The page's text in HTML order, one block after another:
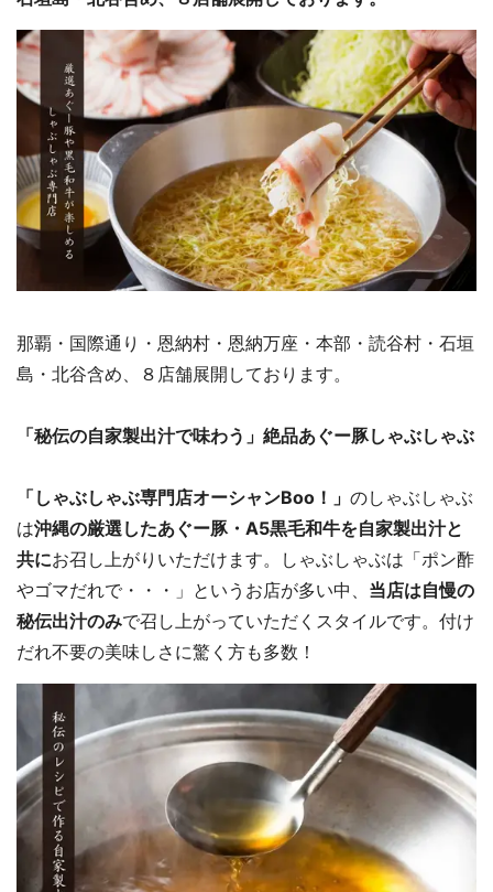
那覇・国際通り・恩納村・恩納万座・本部・読谷村・石垣
島・北谷含め、８店舗展開しております。
「秘伝の自家製出汁で味わう」絶品あぐー豚しゃぶしゃぶ
「しゃぶしゃぶ専門店オーシャンBoo！」 のしゃぶしゃぶ
は沖縄の厳選したあぐー豚・A5黒毛和牛を自家製出汁と
共にお召し上がりいただけます。しゃぶしゃぶは「ポン酢
やゴマだれで・・・」というお店が多い中、 当店は自慢の
秘伝出汁のみで召し上がっていただくスタイルです。付け
だれ不要の美味しさに驚く方も多数！